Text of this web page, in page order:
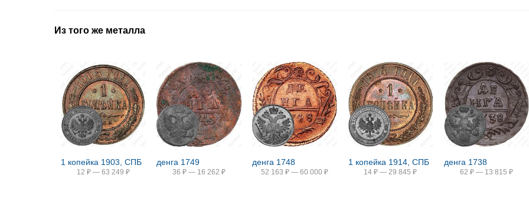
Из того же металла
1 копейка 1903, СПБ
12 ₽ — 63 249 ₽
денга 1749
36 ₽ — 16 262 ₽
денга 1748
52 163 ₽ — 60 000 ₽
1 копейка 1914, СПБ
14 ₽ — 29 845 ₽
денга 1738
62 ₽ — 13 815 ₽